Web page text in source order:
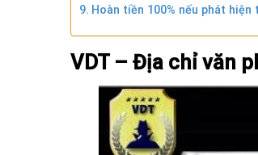
Hoàn tiền 100% nếu phát
VDT – Địa chỉ văn